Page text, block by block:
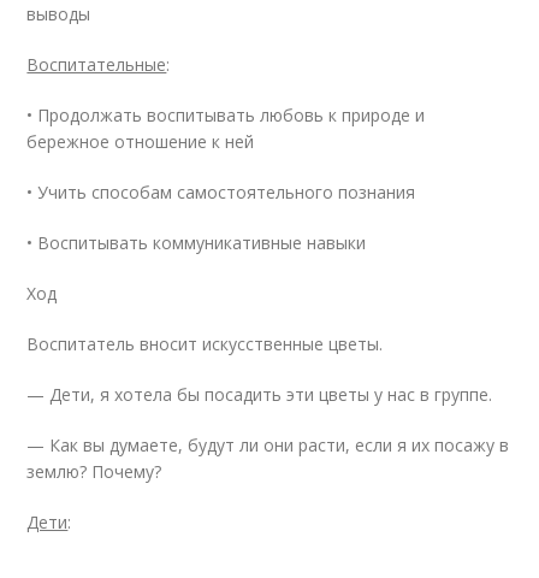
выводы
Воспитательные:
• Продолжать воспитывать любовь к природе и
бережное отношение к ней
• Учить способам самостоятельного познания
• Воспитывать коммуникативные навыки
Ход
Воспитатель вносит искусственные цветы.
— Дети, я хотела бы посадить эти цветы у нас в группе.
— Как вы думаете, будут ли они расти, если я их посажу в
землю? Почему?
Дети: